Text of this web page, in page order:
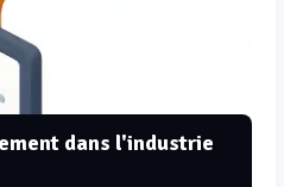
dans l'industrie